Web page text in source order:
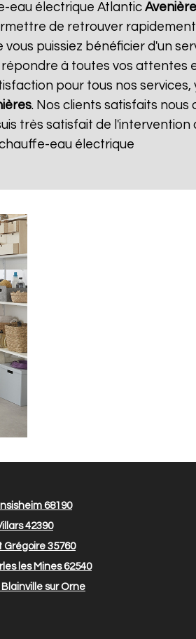
eau électrique Atlantic
de retrouver
puissiez bénéficier d'un
à toutes vos attentes
pour tous nos
. Nos clients satisfaits nous
très satisfait de
eau électrique
68190
42390
35760
les Mines 62540
sur Orne